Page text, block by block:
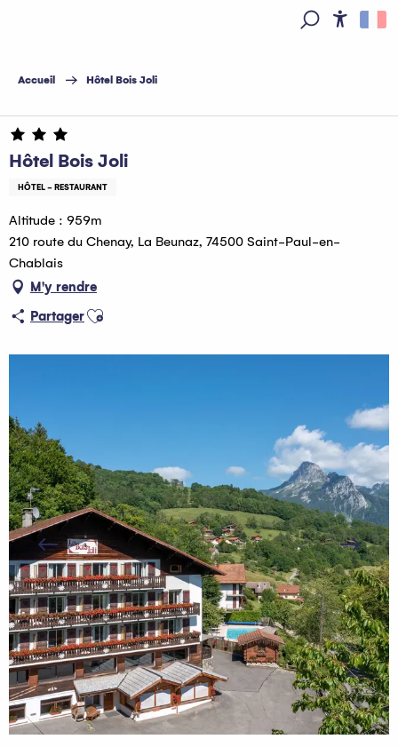
principal
Accueil Hôtel Bois Joli
Hôtel Bois Joli
HÔTEL - RESTAURANT
Altitude : 959m
210 route du Chenay, La Beunaz, 74500 Saint-Paul-en-
Chablais
M'y rendre
PartagerAjouter aux favoris